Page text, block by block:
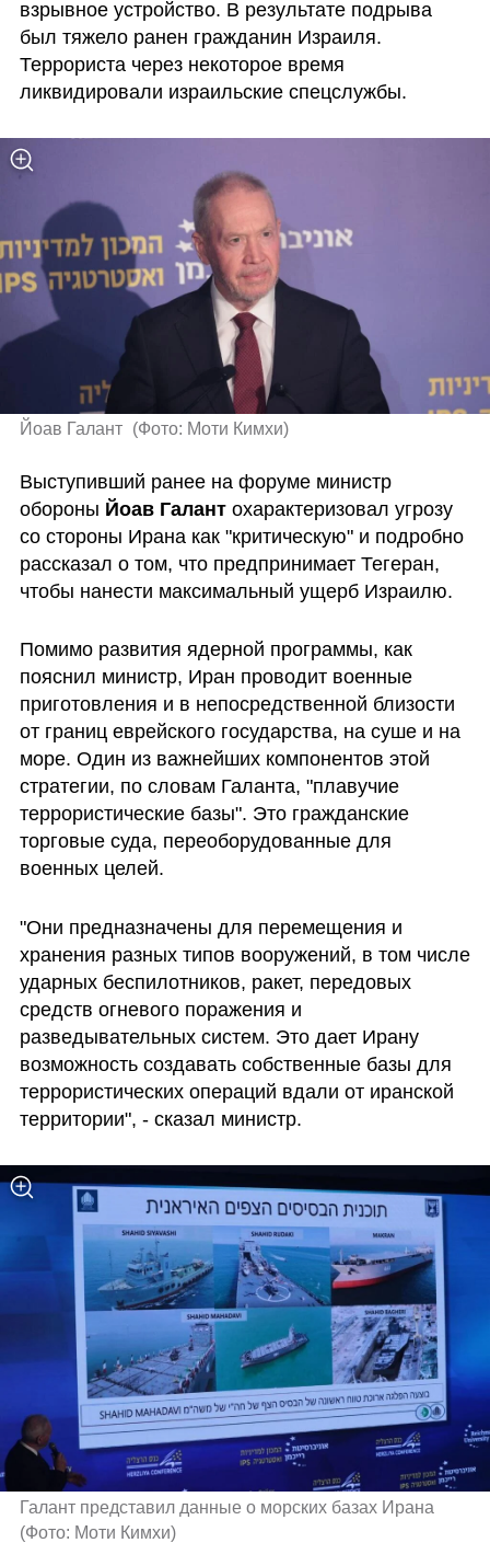
взрывное устройство. В результате подрыва
был тяжело ранен гражданин Израиля.
Террориста через некоторое время
ликвидировали израильские спецслужбы.
Йоав Галант (Фото: Моти Кимхи)
Выступивший ранее на форуме министр
обороны Йоав Галант охарактеризовал угрозу
со стороны Ирана как "критическую" и подробно
рассказал о том, что предпринимает Тегеран,
чтобы нанести максимальный ущерб Израилю.
Помимо развития ядерной программы, как
пояснил министр, Иран проводит военные
приготовления и в непосредственной близости
от границ еврейского государства, на суше и на
море. Один из важнейших компонентов этой
стратегии, по словам Галанта, "плавучие
террористические базы". Это гражданские
торговые суда, переоборудованные для
военных целей.
"Они предназначены для перемещения и
хранения разных типов вооружений, в том числе
ударных беспилотников, ракет, передовых
средств огневого поражения и
разведывательных систем. Это дает Ирану
возможность создавать собственные базы для
террористических операций вдали от иранской
территории", - сказал министр.
(Фото: Моти Кимхи)